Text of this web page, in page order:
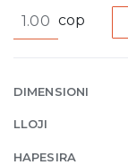
Fi
mixer,
functions,
on/off
cop
DIMENSIONI
LLOJI
HAPESIRA